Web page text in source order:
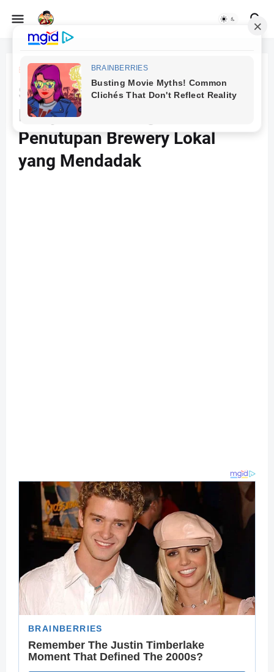
Beranda bisnis craft beer
Sisi Gelap Bisnis Craft Beer:
Pelajaran Berharga dari
Penutupan Brewery Lokal
yang Mendadak